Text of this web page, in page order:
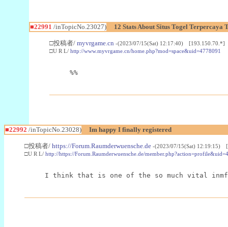
■22991 /inTopicNo.23027) 12 Stats About Situs Togel Terpercaya
□投稿者/ myvrgame.cn -(2023/07/15(Sat) 12:17:40) [193.150.70.*]
□U R L/ http://www.myvrgame.cn/home.php?mod=space&uid=4778091
%%
■22992 /inTopicNo.23028) Im happy I finally registered
□投稿者/ https://Forum.Raumderwuensche.de -(2023/07/15(Sat) 12:19:15)
□U R L/ http://https://Forum.Raumderwuensche.de/
I think that is one of the so much vital